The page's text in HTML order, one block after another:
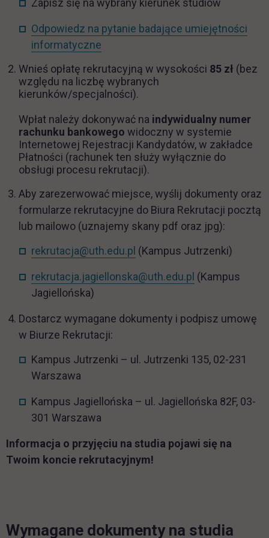
Zapisz się na wybrany kierunek studiów
Odpowiedz na pytanie badające umiejętności
informatyczne
Wnieś opłatę rekrutacyjną w wysokości 85 zł (bez
względu na liczbę wybranych
kierunków/specjalności).
Wpłat należy dokonywać na indywidualny numer
rachunku bankowego widoczny w systemie
Internetowej Rejestracji Kandydatów,w zakładce
Płatności (rachunek ten służy wyłącznie do
obsługi procesu rekrutacji).
Aby zarezerwować miejsce, wyślij dokumenty oraz
formularze rekrutacyjne do Biura Rekrutacji pocztą
lub mailowo (uznajemy skany pdf oraz jpg):
rekrutacja@uth.edu.pl (Kampus Jutrzenki)
rekrutacja.jagiellonska@uth.edu.pl (Kampus
Jagiellońska)
Dostarcz wymagane dokumenty i podpisz umowę
w Biurze Rekrutacji:
Kampus Jutrzenki – ul. Jutrzenki 135, 02-231
Warszawa
Kampus Jagiellońska – ul. Jagiellońska 82F, 03-
301 Warszawa
Informacja o przyjęciu na studia pojawi się na
Twoim koncie rekrutacyjnym!
Wymagane dokumenty na studia